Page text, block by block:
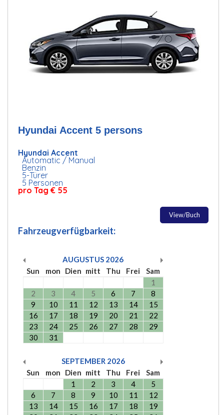
Hyundai Accent 5 persons
Hyundai Accent
Automatic / Manual
Benzin
5-Türer
5 Personen
pro Tag € 55
View/Buch
Fahrzeugverfügbarkeit:
AUGUSTUS 2026
Sun
mon Dien mitt Thu Frei
Sam
1
2
3 4 5 6 7
8
9
10 11 12 13 14
15
16
17 18 19 20 21
22
23
24 25 26 27 28
29
30
31
SEPTEMBER 2026
Sun
mon Dien mitt Thu Frei
Sam
1
2 3 4
5
6
7 8 9 10 11
12
13
14 15 16 17 18
19